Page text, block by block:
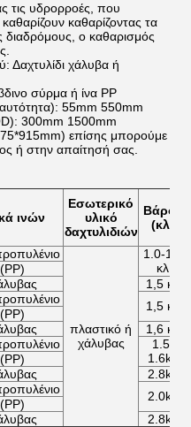
τις υδρορροές, που
καθαρίζοντας τα
διαδρόμους, ο καθαρισμός
Δαχτυλίδι χάλυβα ή
σύρμα ή ίνα PP
55mm 550mm
300mm 1500mm
επίσης μπορούμε
ή στην απαίτησή σας.
ινών
Εσωτερικό
υλικό
δαχτυλιδιών
Βάρος
(κλ)
πλαστικό ή
χάλυβας
1.0-1.1
κλ
(PP)
1,5 κλ
1,5 κλ
(PP)
1,6 κλ
1.5-
1.6kg
(PP)
2.8kg
2.0kg
(PP)
2.8kg